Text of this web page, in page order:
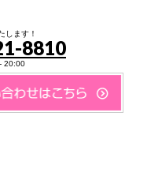
します！
8810
20:00